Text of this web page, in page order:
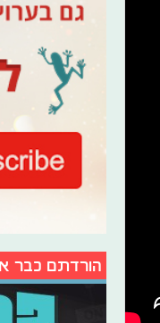
הורדתם כבר